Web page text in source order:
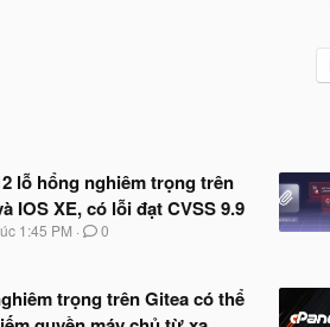
lỗ hổng nghiêm trọng trên
IOS XE, có lỗi đạt CVSS 9.9
1:45 PM 0
trọng trên Gitea có thể